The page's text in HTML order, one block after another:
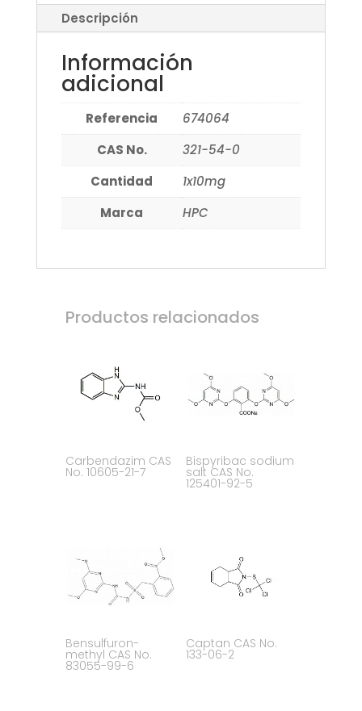
Descripción
Información
adicional
Referencia
674064
CAS No.
321-54-0
Cantidad
1x10mg
Marca
HPC
Productos relacionados
Carbendazim CAS
No. 10605-21-7
Bispyribac sodium
salt CAS No.
125401-92-5
Bensulfuron-
methyl CAS No.
83055-99-6
Captan CAS No.
133-06-2